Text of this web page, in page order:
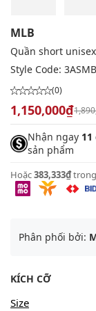
MLB
Quần short
Style Code:
(0)
1,150,000₫
Nhận ngay
sản phẩm
Hoặc383,333₫
Phân phối bởi:
KÍCH CỠ
Size